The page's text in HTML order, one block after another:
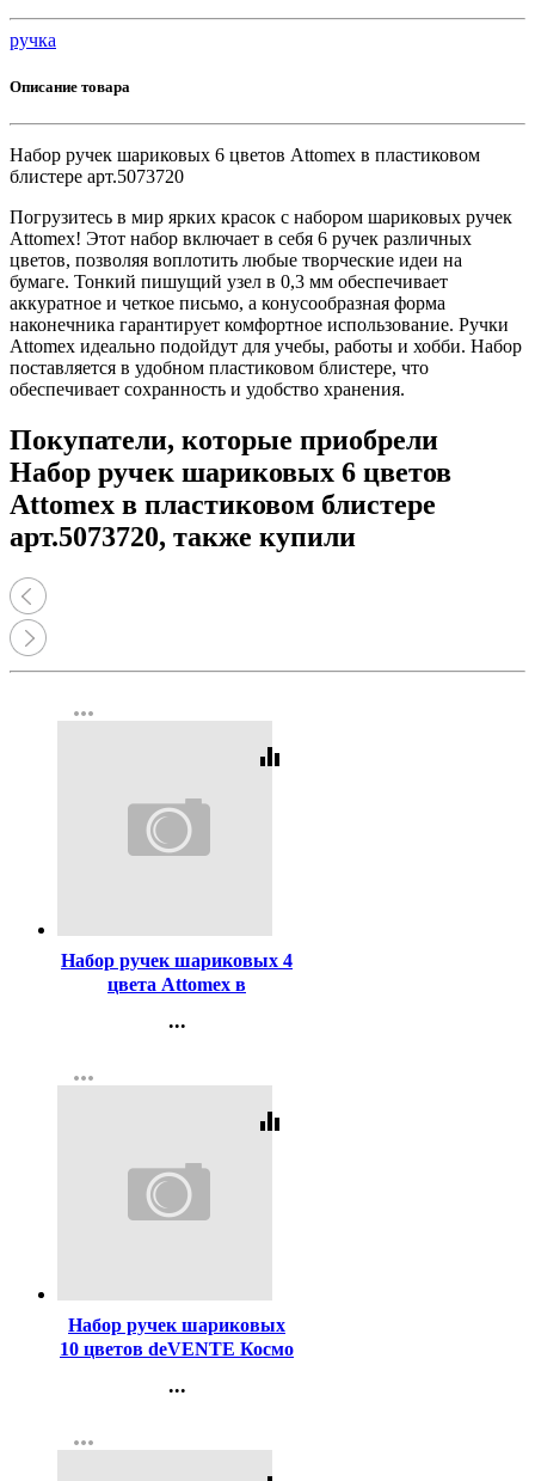
ручка
Описание товара
Набор ручек шариковых 6 цветов Attomex в пластиковом
блистере арт.5073720
Погрузитесь в мир ярких красок с набором шариковых ручек
Attomex! Этот набор включает в себя 6 ручек различных
цветов, позволяя воплотить любые творческие идеи на
бумаге. Тонкий пишущий узел в 0,3 мм обеспечивает
аккуратное и четкое письмо, а конусообразная форма
наконечника гарантирует комфортное использование. Ручки
Attomex идеально подойдут для учебы, работы и хобби. Набор
поставляется в удобном пластиковом блистере, что
обеспечивает сохранность и удобство хранения.
Покупатели, которые приобрели
Набор ручек шариковых 6 цветов
Attomex в пластиковом блистере
арт.5073720, также купили
more_horiz
equalizer
Набор ручек шариковых 4
цвета Attomex в
арт.5073722
...
Регистрация
more_horiz
equalizer
Набор ручек шариковых
10 цветов deVENTE Космо
блистере арт.5073408
...
Регистрация
more_horiz